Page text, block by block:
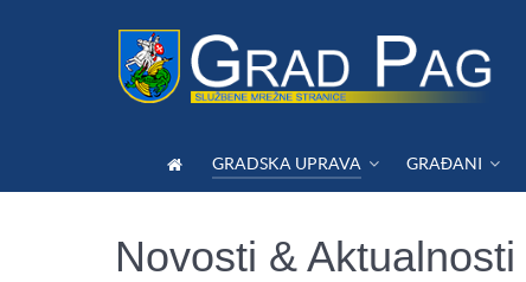
GRADSKA UPRAVA GRAĐANI
Novosti & Aktualnosti